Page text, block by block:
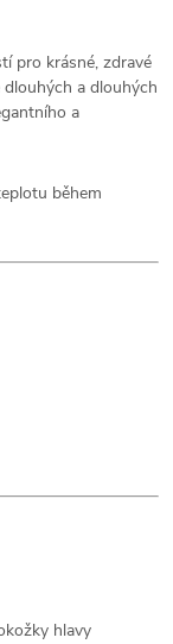
pro krásné, zdravé
dlouhých a dlouhých
a
během
hlavy